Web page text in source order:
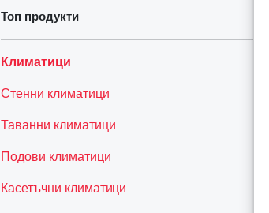
Топ продукти
Климатици
Стенни климатици
Таванни климатици
Подови климатици
Касетъчни климатици